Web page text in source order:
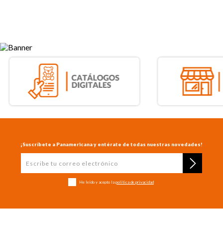
¡Suscríbete a Panamericana y entérate de todas nuestras novedades!
He leído y acepto la política de privacidad